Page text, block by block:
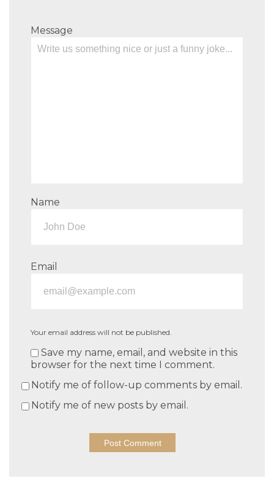
Message
Name
Email
Your email address will not be published.
Save my name, email, and website in this
browser for the next time I comment.
Notify me of follow-up comments by email.
Notify me of new posts by email.